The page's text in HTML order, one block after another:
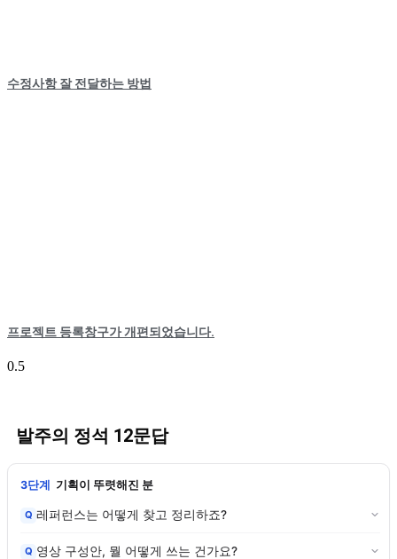
수정사항 잘 전달하는 방법
프로젝트 등록창구가 개편되었습니다.
발주의 정석 12문답
3단계 기획이 뚜렷해진 분
Q 레퍼런스는 어떻게 찾고 정리하죠?
Q 영상 구성안, 뭘 어떻게 쓰는 건가요?